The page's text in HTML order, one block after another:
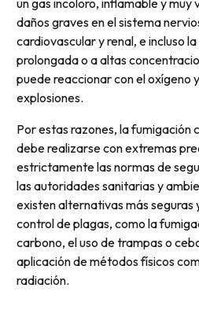
daños graves en el sistema
cardiovascular y renal, e incluso
prolongada o a altas
puede reaccionar con el oxígeno
explosiones.
Por estas razones, la fumigación
debe realizarse con extremas
estrictamente las normas de
las autoridades sanitarias y
existen alternativas más seguras
control de plagas, como la
carbono, el uso de trampas o
aplicación de métodos físicos
radiación.